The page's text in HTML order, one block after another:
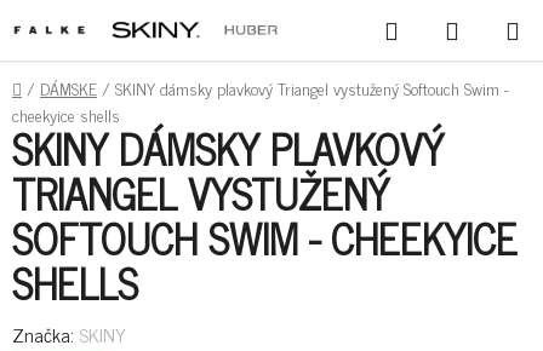
NA
OBSAH
HĽADAŤ
KOŠÍK
DOMOV
/ DÁMSKE/ SKINY dámsky plavkový Triangel vystužený Softouch Swim -
cheekyice shells
SKINY DÁMSKY PLAVKOVÝ
TRIANGEL VYSTUŽENÝ
SOFTOUCH SWIM - CHEEKYICE
SHELLS
Značka: SKINY